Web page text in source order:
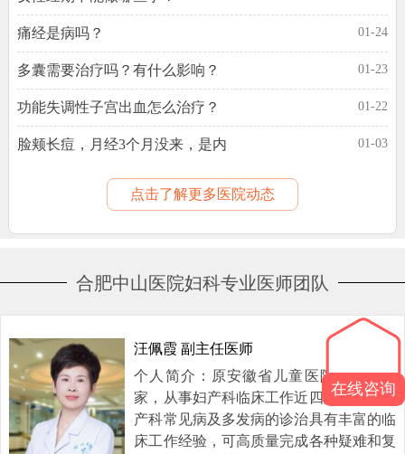
01-24
痛经是病吗？
01-23
多囊需要治疗吗？有什么影响？
01-22
功能失调性子宫出血怎么治疗？
01-03
脸颊长痘，月经3个月没来，是内
点击了解更多医院动态
合肥中山医院妇科专业医师团队
汪佩霞 副主任医师
个人简介：原安徽省儿童医院妇产科专
家，从事妇产科临床工作近四十年，对妇
产科常见病及多发病的诊治具有丰富的临
床工作经验，可高质量完成各种疑难和复
在线咨询